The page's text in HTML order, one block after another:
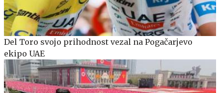
Del Toro svojo prihodnost vezal na Pogačarjevo
ekipo UAE